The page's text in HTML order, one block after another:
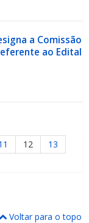
a Comissão
ao Edital
12
13
Voltar para o topo